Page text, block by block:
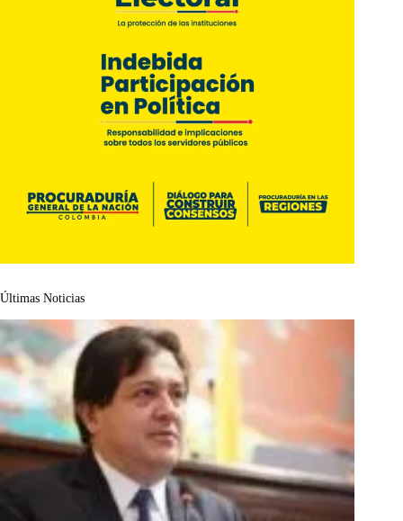
Últimas Noticias